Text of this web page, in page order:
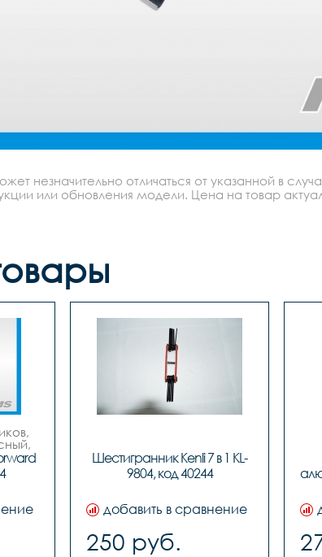
незначительно отличаться от указанной в
или обновления модели. Цена на товар
5/6
Шестигранник Kenli 7 в 1 KL-
9804, код 40244
добавить в сравнение
250 руб.